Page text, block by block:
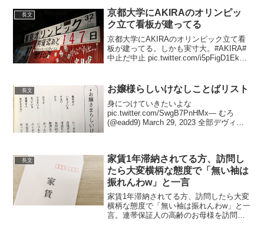
う。 pic.twitter.com/U62Yo6Vt...
長文
京都大学にAKIRAのオリンピッ
ク立て看板が建ってる
京都大学にAKIRAのオリンピック立て看
板が建ってる。しかも実寸大。#AKIRA#
中止だ中止 pic.twitter.com/i5pFigD1Ek—
長文 お嬢様らしいけなしことばリスト
身につけていきたいよな
pic.twitter.com/SwgB7PnHMx— むろ
(@eadd9) March 29, 2023 全部デヴィ夫
長文
家賃1年滞納されてる方、訪問し
たら大変横柄な態度で「無い袖は
振れんわw」と一言
家賃1年滞納されてる方、訪問したら大変
横柄な態度で「無い袖は振れんわw」と一
言。連帯保証人の高齢のお母様を訪問。